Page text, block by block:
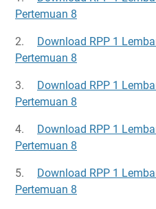
Pertemuan 8
2.
Download RPP 1
Pertemuan 8
3.
Download RPP 1
Pertemuan 8
4.
Download RPP 1
Pertemuan 8
5.
Download RPP 1
Pertemuan 8